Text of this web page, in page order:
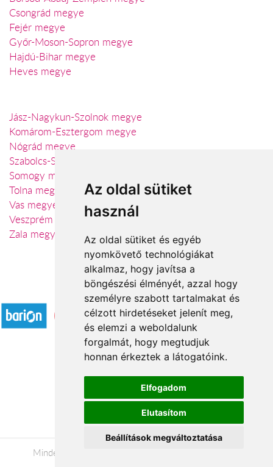
Az oldal sütiket
használ
Az oldal sütiket és egyéb
nyomkövető technológiákat
alkalmaz, hogy javítsa a
böngészési élményét, azzal hogy
személyre szabott tartalmakat és
célzott hirdetéseket jelenít meg,
és elemzi a weboldalunk
forgalmát, hogy megtudjuk
honnan érkeztek a látogatóink.
Elfogadom
Elutasítom
Beállítások megváltoztatása
Csongrád megye
Fejér megye
Győr-Moson-Sopron megye
Hajdú-Bihar megye
Heves megye
Jász-Nagykun-Szolnok megye
Komárom-Esztergom megye
Nógrád megye
Szabolcs-Szatmár-Bereg megye
Somogy megye
Tolna megye
Vas megye
Veszprém megye
Zala megye
Elfogadott fizetési módok
Á.SZ.F.
Impresszum
Adatkezelési tájékoztató
Minden jog fenntartva © 2026 |